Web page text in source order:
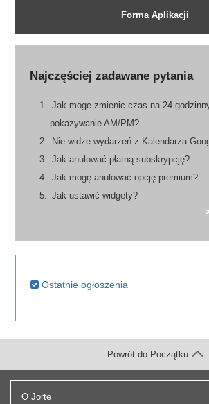
Forma Aplikacji
Najczęściej zadawane pytania
Jak moge zmienic czas na 24
pokazywanie AM/PM?
Nie widze wydarzeń z Kalendarza
Jak anulować płatną subskrypcję?
Jak mogę anulować opcję premium?
Jak ustawić widgety?
Ostatnie ogłoszenia
O Jorte
Powrót do Początku